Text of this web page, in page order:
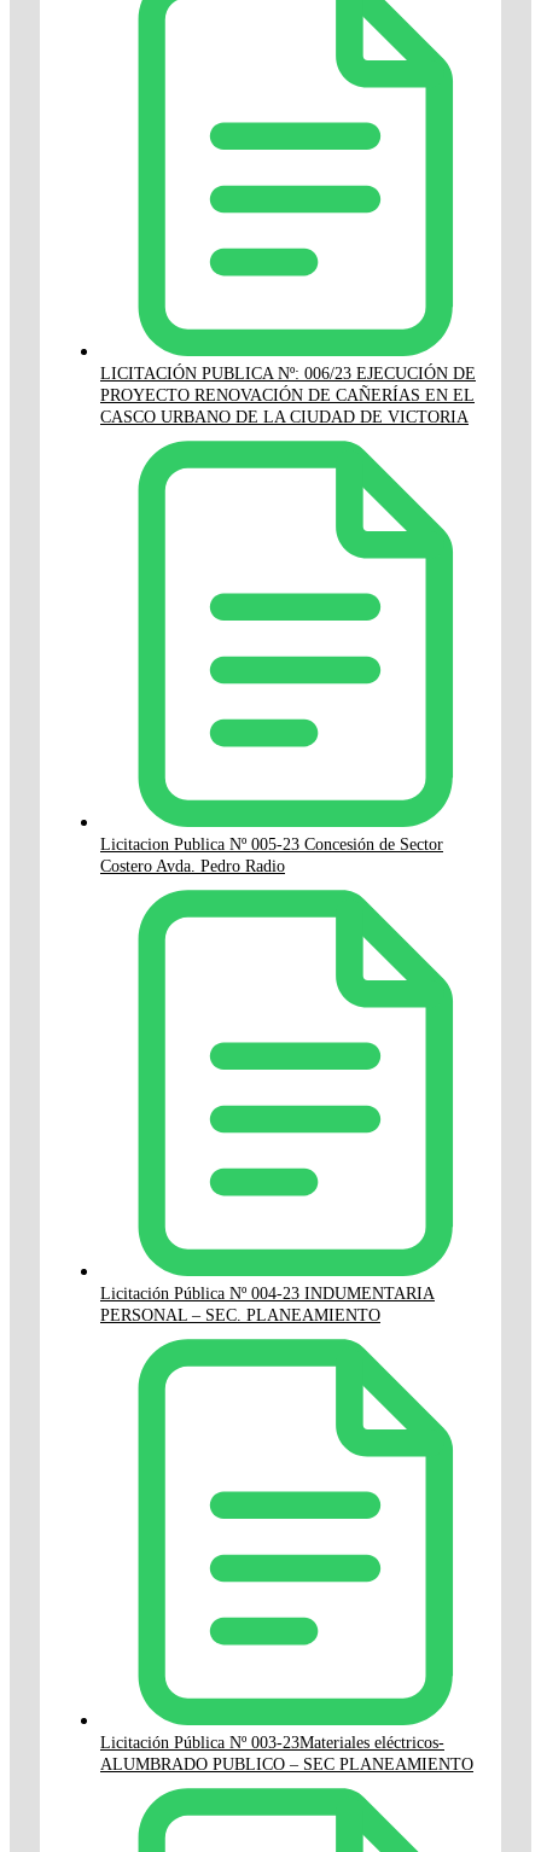
LICITACIÓN PUBLICA Nº: 006/23 EJECUCIÓN DE
PROYECTO RENOVACIÓN DE CAÑERÍAS EN EL
CASCO URBANO DE LA CIUDAD DE VICTORIA
Licitacion Publica Nº 005-23 Concesión de Sector
Costero Avda. Pedro Radio
Licitación Pública Nº 004-23 INDUMENTARIA
PERSONAL – SEC. PLANEAMIENTO
Licitación Pública Nº 003-23Materiales eléctricos-
ALUMBRADO PUBLICO – SEC PLANEAMIENTO